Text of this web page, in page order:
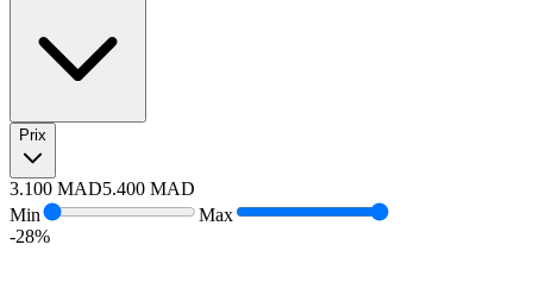
Prix
3.100 MAD5.400 MAD
Min
Max
-28%